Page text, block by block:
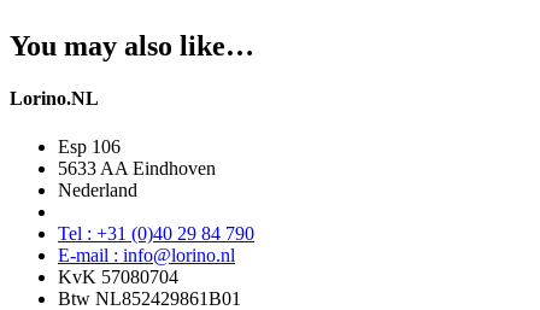
You may also like…
Lorino.NL
Esp 106
5633 AA Eindhoven
Nederland
Tel : +31 (0)40 29 84 790
E-mail : info@lorino.nl
KvK 57080704
Btw NL852429861B01